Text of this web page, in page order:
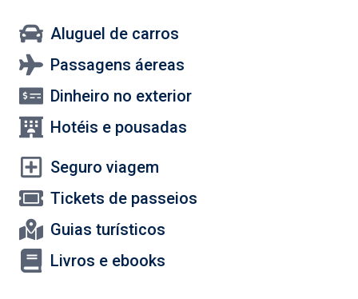
Aluguel de carros
Passagens áereas
Dinheiro no exterior
Hotéis e pousadas
Seguro viagem
Tickets de passeios
Guias turísticos
Livros e ebooks